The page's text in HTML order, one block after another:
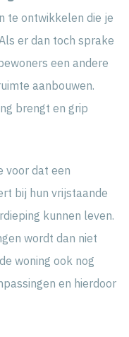
te ontwikkelen die je
er dan toch sprake
een andere
aanbouwen.
brengt en grip
voor dat een
bij hun vrijstaande
kunnen leven.
wordt dan niet
woning ook nog
en hierdoor